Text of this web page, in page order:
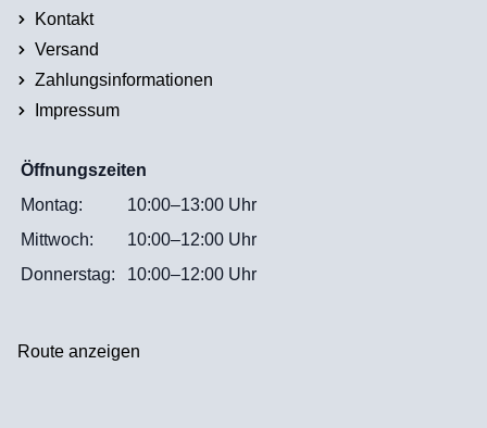
Kontakt
Versand
Zahlungsinformationen
Impressum
Öffnungszeiten
Montag:
10:00–13:00 Uhr
Mittwoch:
10:00–12:00 Uhr
Donnerstag:
10:00–12:00 Uhr
Route anzeigen